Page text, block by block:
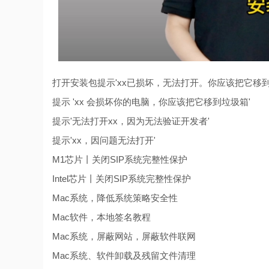
打开安装包提示'xx已损坏，无法打开。你应该把它移
提示 'xx 会损坏你的电脑，你应该把它移到垃圾箱'
提示'无法打开xx，因为无法验证开发者'
提示'xx，因问题无法打开'
M1芯片丨关闭SIP系统完整性保护
Intel芯片丨关闭SIP系统完整性保护
Mac系统，降低系统策略安全性
Mac软件，本地签名教程
Mac系统，屏蔽网站，屏蔽软件联网
Mac系统、软件卸载及残留文件清理